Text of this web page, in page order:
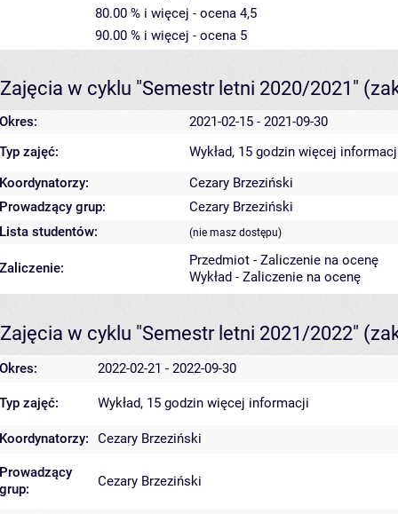
80.00 % i więcej - ocena 4,5
90.00 % i więcej - ocena 5
Zajęcia w cyklu "Semestr letni 2020/2021"
Okres:
2021-02-15 - 2021-09-30
Typ zajęć:
Wykład, 15 godzin więcej
Koordynatorzy:
Cezary Brzeziński
Prowadzący grup:
Cezary Brzeziński
Lista studentów:
(nie masz dostępu)
Zaliczenie:
Przedmiot - Zaliczenie na ocenę
Wykład - Zaliczenie na ocenę
Zajęcia w cyklu "Semestr letni 2021/2022"
Okres: 2022-02-21 - 2022-09-30
Typ zajęć: Wykład, 15 godzin więcej informacji
Koordynatorzy: Cezary Brzeziński
Prowadzący
grup:
Cezary Brzeziński